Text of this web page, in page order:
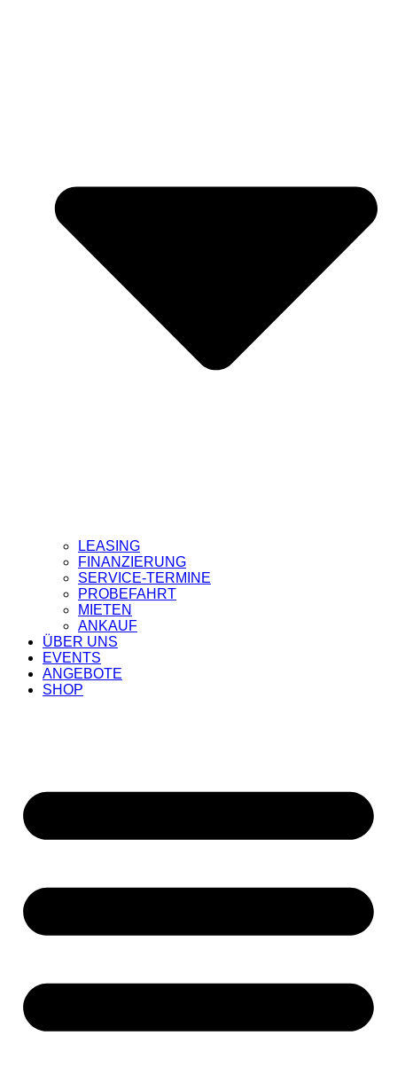
LEASING
FINANZIERUNG
SERVICE-TERMINE
PROBEFAHRT
MIETEN
ANKAUF
ÜBER UNS
EVENTS
ANGEBOTE
SHOP